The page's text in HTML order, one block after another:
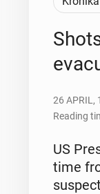
26 APRIL,
Reading
US
time